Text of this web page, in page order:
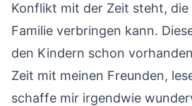
Konflikt mit der Zeit steht,
Familie verbringen kann.
den Kindern schon
Zeit mit meinen Freunden,
schaffe mir irgendwie